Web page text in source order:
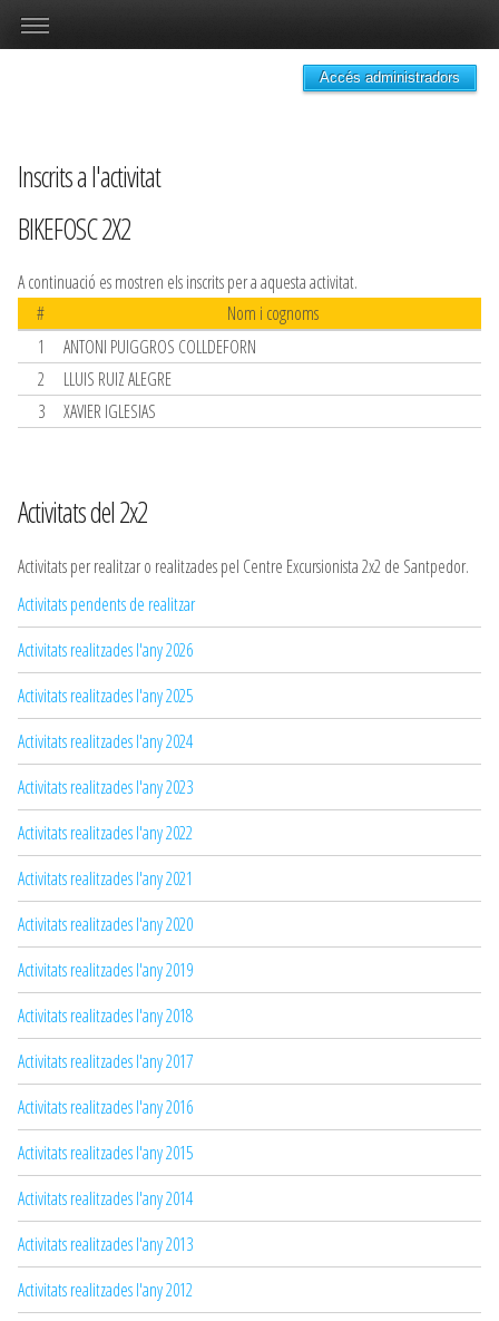
Accés administradors
Inscrits a l'activitat
BIKEFOSC 2X2
A continuació es mostren els inscrits per a aquesta activitat.
#
Nom i cognoms
1
ANTONI PUIGGROS COLLDEFORN
2
LLUIS RUIZ ALEGRE
3
XAVIER IGLESIAS
Activitats del 2x2
Activitats per realitzar o realitzades pel Centre Excursionista 2x2 de Santpedor.
Activitats pendents de realitzar
Activitats realitzades l'any 2026
Activitats realitzades l'any 2025
Activitats realitzades l'any 2024
Activitats realitzades l'any 2023
Activitats realitzades l'any 2022
Activitats realitzades l'any 2021
Activitats realitzades l'any 2020
Activitats realitzades l'any 2019
Activitats realitzades l'any 2018
Activitats realitzades l'any 2017
Activitats realitzades l'any 2016
Activitats realitzades l'any 2015
Activitats realitzades l'any 2014
Activitats realitzades l'any 2013
Activitats realitzades l'any 2012